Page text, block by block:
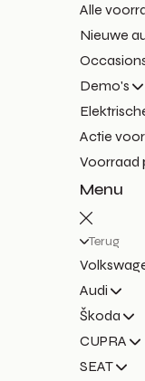
Alle
Nieuwe
Demo's
Actie
Voorraad
Menu
Terug
Audi
Škoda
CUPRA
SEAT